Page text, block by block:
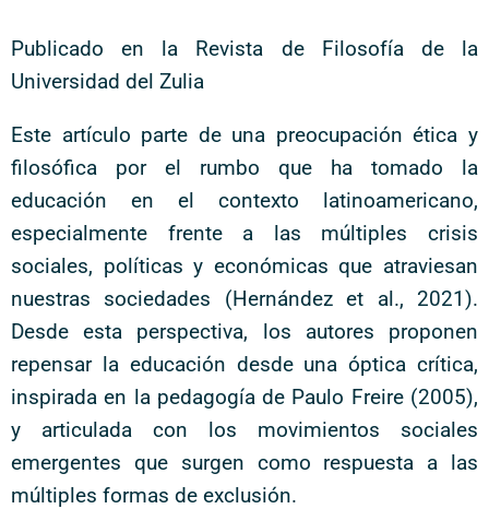
Publicado en la Revista de Filosofía de la
Universidad del Zulia
Este artículo parte de una preocupación ética y
filosófica por el rumbo que ha tomado la
educación en el contexto latinoamericano,
especialmente frente a las múltiples crisis
sociales, políticas y económicas que atraviesan
nuestras sociedades (Hernández et al., 2021).
Desde esta perspectiva, los autores proponen
repensar la educación desde una óptica crítica,
inspirada en la pedagogía de Paulo Freire (2005),
y articulada con los movimientos sociales
emergentes que surgen como respuesta a las
múltiples formas de exclusión.